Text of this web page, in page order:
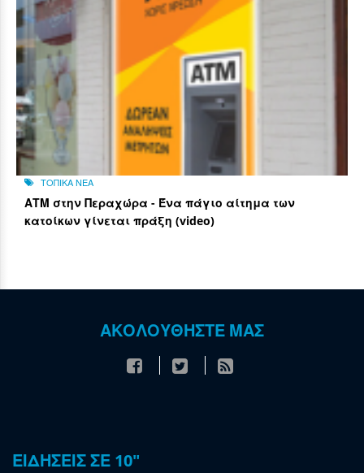
ΤΟΠΙΚΑ ΝΕΑ
ΑΤΜ στην Περαχώρα - Ένα πάγιο αίτημα των
κατοίκων γίνεται πράξη (video)
ΑΚΟΛΟΥΘΗΣΤΕ ΜΑΣ
ΕΙΔΗΣΕΙΣ ΣΕ 10"